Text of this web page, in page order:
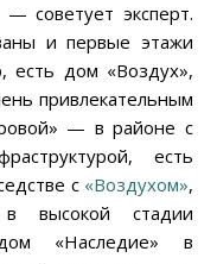
— советует эксперт.
и первые этажи
есть дом «Воздух»,
привлекательным
— в районе с
есть
с «Воздухом»,
высокой стадии
«Наследие» в